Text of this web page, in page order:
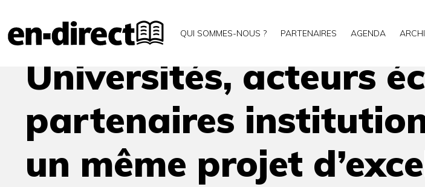
QUI SOMMES-NOUS ? PARTENAIRES AGENDA
Archives Universités, acteurs économiques et partenaires institutionnels
Universités, acteurs
partenaires
un même projet